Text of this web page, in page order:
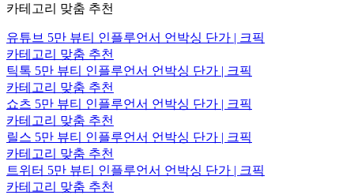
카테고리 맞춤 추천
유튜브 5만 뷰티 인플루언서 언박싱 단가 | 크픽
카테고리 맞춤 추천
틱톡 5만 뷰티 인플루언서 언박싱 단가 | 크픽
카테고리 맞춤 추천
쇼츠 5만 뷰티 인플루언서 언박싱 단가 | 크픽
카테고리 맞춤 추천
릴스 5만 뷰티 인플루언서 언박싱 단가 | 크픽
카테고리 맞춤 추천
트위터 5만 뷰티 인플루언서 언박싱 단가 | 크픽
카테고리 맞춤 추천